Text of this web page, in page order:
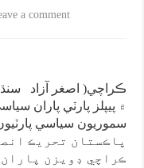
a comment
ڪراچي( اصغر آزاد
۾ پيپلز پارٽي پاران
پاڪستان تحريڪ
ڪراچي ڊويزن